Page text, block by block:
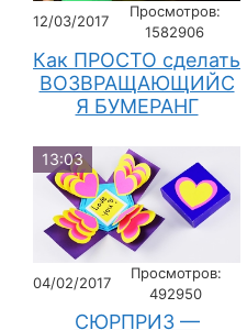
12/03/2017
Просмотров:
1582906
Как ПРОСТО сделать
ВОЗВРАЩАЮЩИЙС
Я БУМЕРАНГ
13:03
04/02/2017
Просмотров:
492950
СЮРПРИЗ —